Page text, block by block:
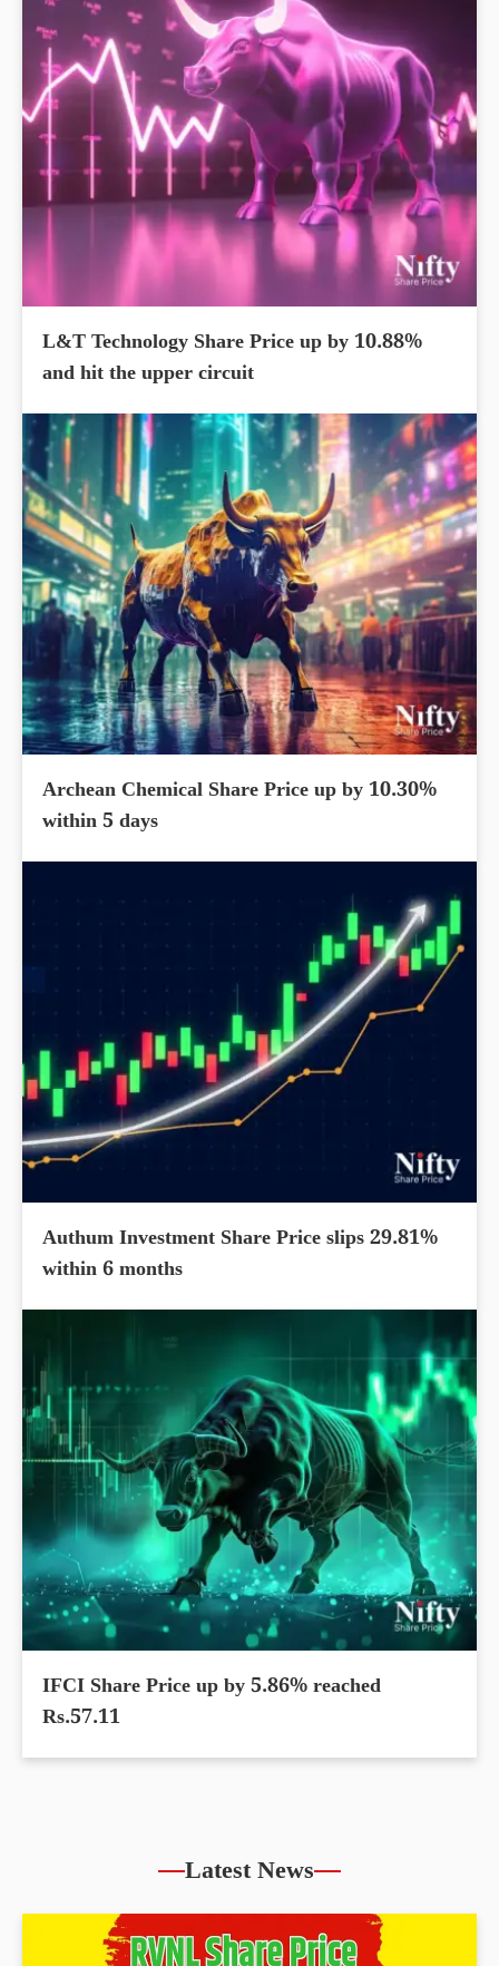
L&T Technology Share Price up by 10.88%
and hit the upper circuit
Archean Chemical Share Price up by 10.30%
within 5 days
Authum Investment Share Price slips 29.81%
within 6 months
IFCI Share Price up by 5.86% reached
Rs.57.11
Latest News